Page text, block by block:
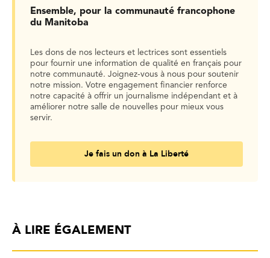
Ensemble, pour la communauté francophone
du Manitoba
Les dons de nos lecteurs et lectrices sont essentiels
pour fournir une information de qualité en français pour
notre communauté. Joignez-vous à nous pour soutenir
notre mission. Votre engagement financier renforce
notre capacité à offrir un journalisme indépendant et à
améliorer notre salle de nouvelles pour mieux vous
servir.
Je fais un don à La Liberté
À LIRE ÉGALEMENT